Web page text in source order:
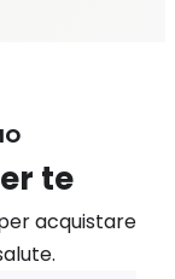
te
acquistare